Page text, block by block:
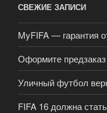
СВЕЖИЕ ЗАПИСИ
MyFIFA — гарантия
Оформите предзаказ
Уличный футбол
FIFA 16 должна